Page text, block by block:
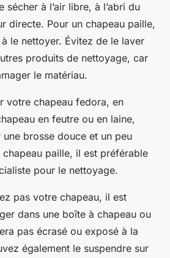
sécher à l’air libre, à l’abri du
directe. Pour un chapeau paille,
le nettoyer. Évitez de le laver
produits de nettoyage, car
le matériau.
votre chapeau fedora, en
en feutre ou en laine,
brosse douce et un peu
chapeau paille, il est préférable
pour le nettoyage.
pas votre chapeau, il est
dans une boîte à chapeau ou
pas écrasé ou exposé à la
également le suspendre sur